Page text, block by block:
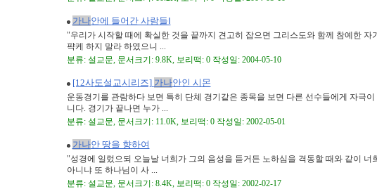
가나안에 들어간 사람들Ⅰ
"우리가 시작할 때에 확실한 것을 끝까지 견고히 잡으면 그리스도와 함께 참예한
퍅케 하지 말라 하였으니 ...
분류: 설교문, 문서크기: 9.8K, 보리떡: 0 작성일: 2004-05-10
[12사도설교시리즈] 가나안인 시몬
운동경기를 관람하다 보면 특히 단체 경기같은 종목을 보면 다른 선수들에게 자극
니다. 경기가 끝나면 누가 ...
분류: 설교문, 문서크기: 11.0K, 보리떡: 0 작성일: 2002-05-01
가나안 땅을 향하여
"성경에 일렀으되 오늘날 너희가 그의 음성을 듣거든 노하심을 격동할 때와 같이
아니냐 또 하나님이 사 ...
분류: 설교문, 문서크기: 8.4K, 보리떡: 0 작성일: 2002-02-17